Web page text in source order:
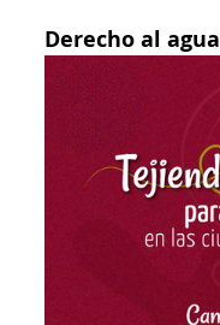
Derecho al agua